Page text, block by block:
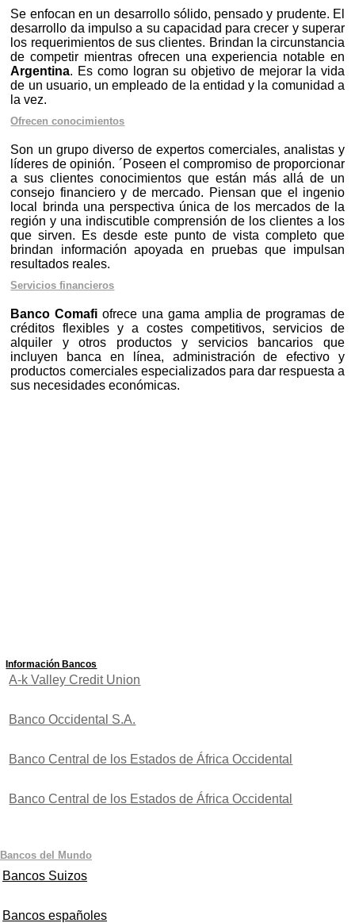
Se enfocan en un desarrollo sólido, pensado y prudente. El
desarrollo da impulso a su capacidad para crecer y superar
los requerimientos de sus clientes. Brindan la circunstancia
de competir mientras ofrecen una experiencia notable en
Argentina. Es como logran su objetivo de mejorar la vida
de un usuario, un empleado de la entidad y la comunidad a
la vez.
Ofrecen conocimientos
Son un grupo diverso de expertos comerciales, analistas y
líderes de opinión. ´Poseen el compromiso de proporcionar
a sus clientes conocimientos que están más allá de un
consejo financiero y de mercado. Piensan que el ingenio
local brinda una perspectiva única de los mercados de la
región y una indiscutible comprensión de los clientes a los
que sirven. Es desde este punto de vista completo que
brindan información apoyada en pruebas que impulsan
resultados reales.
Servicios financieros
Banco Comafi ofrece una gama amplia de programas de
créditos flexibles y a costes competitivos, servicios de
alquiler y otros productos y servicios bancarios que
incluyen banca en línea, administración de efectivo y
productos comerciales especializados para dar respuesta a
sus necesidades económicas.
Información Bancos
A-k Valley Credit Union
Banco Occidental S.A.
Banco Central de los Estados de África Occidental
Banco Central de los Estados de África Occidental
Bancos del Mundo
Bancos Suizos
Bancos españoles